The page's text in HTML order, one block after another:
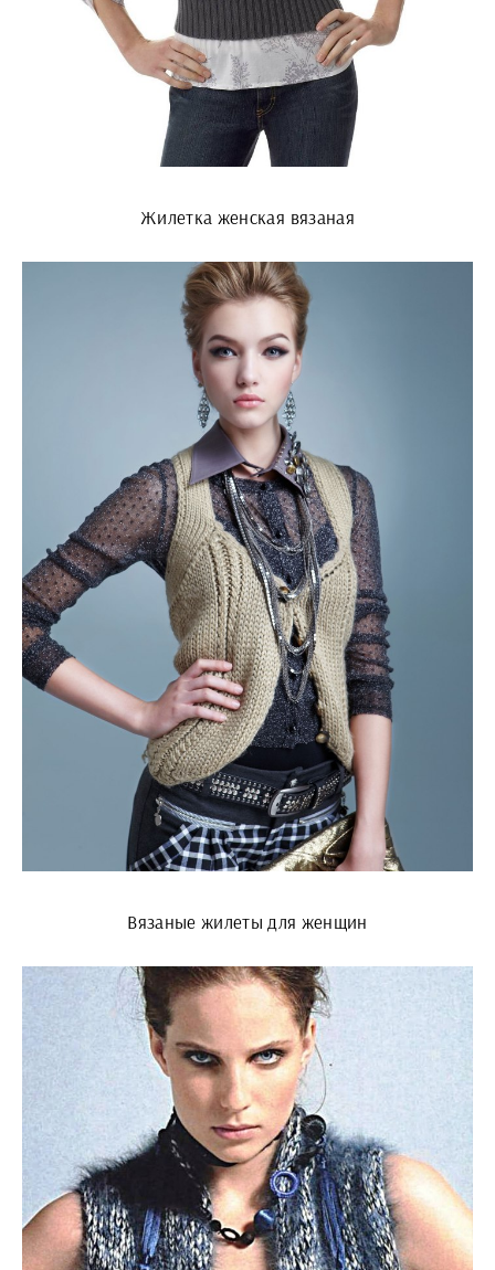
Жилетка женская вязаная
Вязаные жилеты для женщин